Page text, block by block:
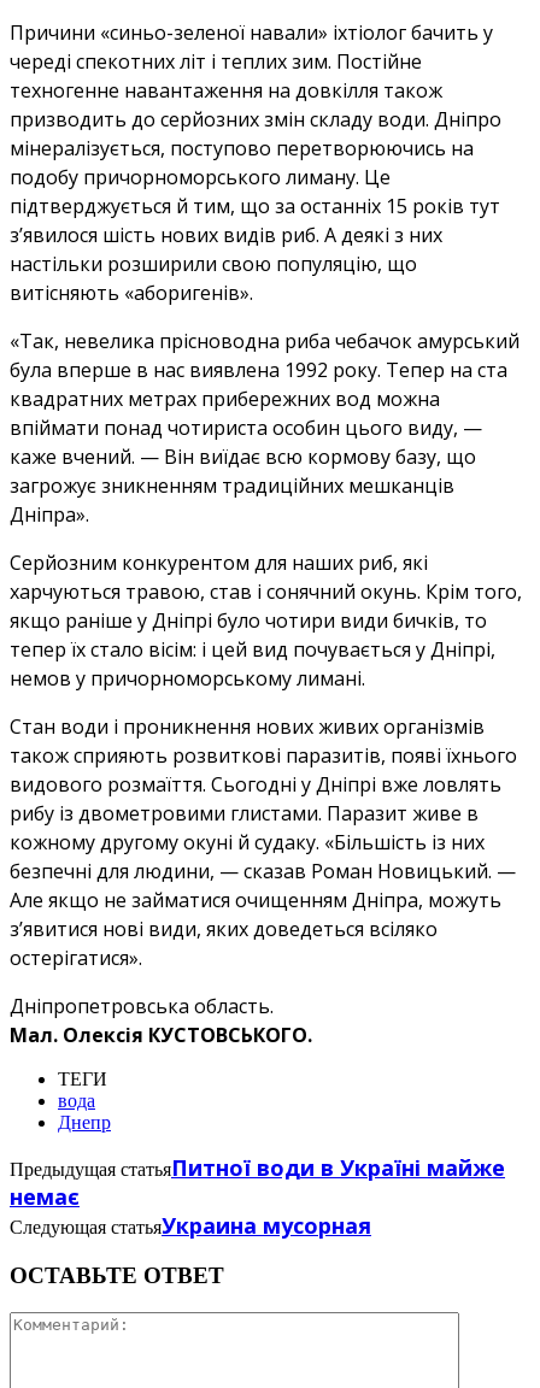
Причини «синьо-зеленої навали» іхтіолог бачить у
череді спекотних літ і теплих зим. Постійне
техногенне навантаження на довкілля також
призводить до серйозних змін складу води. Дніпро
мінералізується, поступово перетворюючись на
подобу причорноморського лиману. Це
підтверджується й тим, що за останніх 15 років тут
з’явилося шість нових видів риб. А деякі з них
настільки розширили свою популяцію, що
витісняють «аборигенів».
«Так, невелика прісноводна риба чебачок амурський
була вперше в нас виявлена 1992 року. Тепер на ста
квадратних метрах прибережних вод можна
впіймати понад чотириста особин цього виду, —
каже вчений. — Він виїдає всю кормову базу, що
загрожує зникненням традиційних мешканців
Дніпра».
Серйозним конкурентом для наших риб, які
харчуються травою, став і сонячний окунь. Крім того,
якщо раніше у Дніпрі було чотири види бичків, то
тепер їх стало вісім: і цей вид почувається у Дніпрі,
немов у причорноморському лимані.
Стан води і проникнення нових живих організмів
також сприяють розвиткові паразитів, появі їхнього
видового розмаїття. Сьогодні у Дніпрі вже ловлять
рибу із двометровими глистами. Паразит живе в
кожному другому окуні й судаку. «Більшість із них
безпечні для людини, — сказав Роман Новицький. —
Але якщо не займатися очищенням Дніпра, можуть
з’явитися нові види, яких доведеться всіляко
остерігатися».
Дніпропетровська область.
Мал. Олексія КУСТОВСЬКОГО.
ТЕГИ
вода
Днепр
Предыдущая статьяПитної води в Україні майже
немає
Следующая статьяУкраина мусорная
ОСТАВЬТЕ ОТВЕТ